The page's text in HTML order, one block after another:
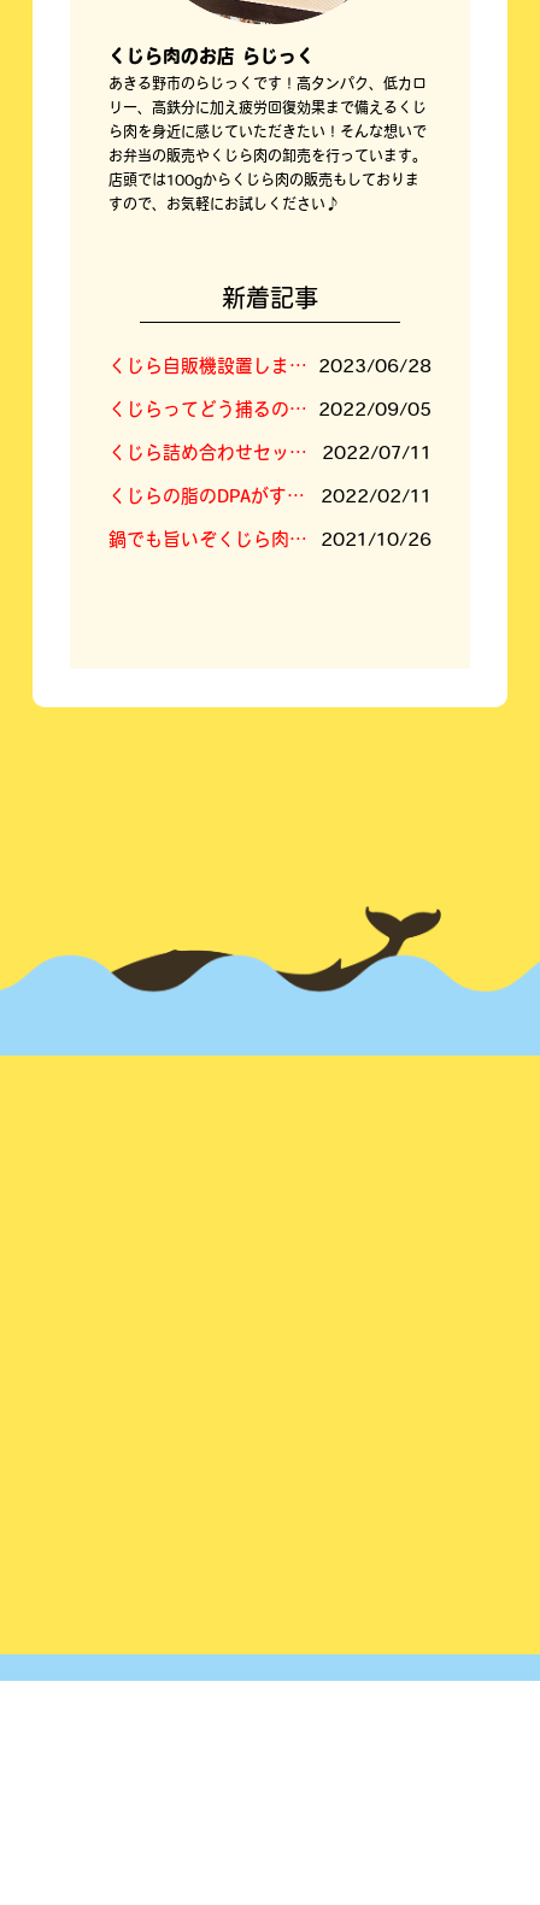
くじら肉のお店 らじっく
あきる野市のらじっくです！高タンパク、低カロ
リー、高鉄分に加え疲労回復効果まで備えるくじ
ら肉を身近に感じていただきたい！そんな想いで
お弁当の販売やくじら肉の卸売を行っています。
店頭では100gからくじら肉の販売もしておりま
すので、お気軽にお試しください♪
新着記事
くじら自販機設置しました！ 2023/06/28
くじらってどう捕るの？答えは「空挺ドラゴンズ」に⁉ 2022/09/05
くじら詰め合わせセットの内容新しくなりました 2022/07/11
くじらの脂のDPAがすごい！ 2022/02/11
鍋でも旨いぞくじら肉！くじらすき焼きセット！ 2021/10/26